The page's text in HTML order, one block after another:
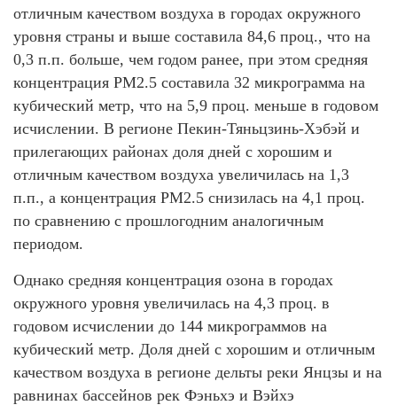
отличным качеством воздуха в городах окружного
уровня страны и выше составила 84,6 проц., что на
0,3 п.п. больше, чем годом ранее, при этом средняя
концентрация PM2.5 составила 32 микрограмма на
кубический метр, что на 5,9 проц. меньше в годовом
исчислении. В регионе Пекин-Тяньцзинь-Хэбэй и
прилегающих районах доля дней с хорошим и
отличным качеством воздуха увеличилась на 1,3
п.п., а концентрация PM2.5 снизилась на 4,1 проц.
по сравнению с прошлогодним аналогичным
периодом.
Однако средняя концентрация озона в городах
окружного уровня увеличилась на 4,3 проц. в
годовом исчислении до 144 микрограммов на
кубический метр. Доля дней с хорошим и отличным
качеством воздуха в регионе дельты реки Янцзы и на
равнинах бассейнов рек Фэньхэ и Вэйхэ